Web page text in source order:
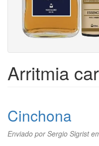
Arritmia
Cinchona
Enviado porSergio Sigrist